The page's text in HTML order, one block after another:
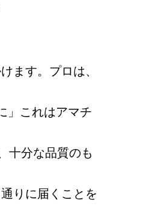
ます。プロは、
」これはアマチ
十分な品質のも
りに届くことを